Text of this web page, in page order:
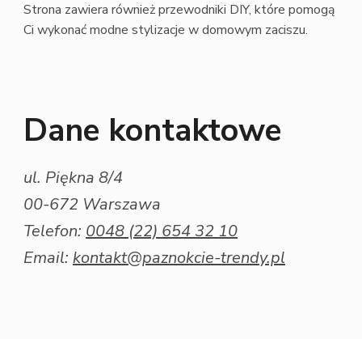
Strona zawiera również przewodniki DIY, które pomogą
Ci wykonać modne stylizacje w domowym zaciszu.
Dane kontaktowe
ul. Piękna 8/4
00-672 Warszawa
Telefon: 0048 (22) 654 32 10
Email: kontakt@paznokcie-trendy.pl